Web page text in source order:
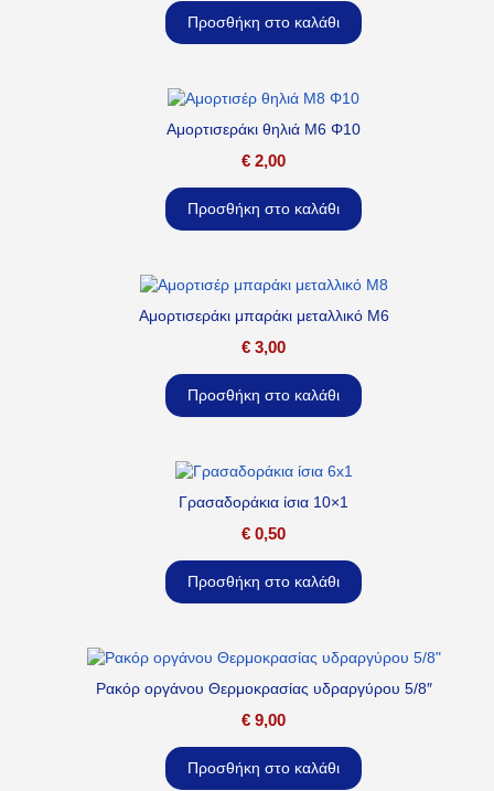
Προσθήκη στο καλάθι
Αμορτισεράκι θηλιά M6 Φ10
€ 2,00
Προσθήκη στο καλάθι
Αμορτισεράκι μπαράκι μεταλλικό M6
€ 3,00
Προσθήκη στο καλάθι
Γρασαδοράκια ίσια 10×1
€ 0,50
Προσθήκη στο καλάθι
Ρακόρ οργάνου Θερμοκρασίας υδραργύρου 5/8″
€ 9,00
Προσθήκη στο καλάθι